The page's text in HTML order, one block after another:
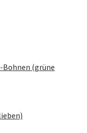
(grüne